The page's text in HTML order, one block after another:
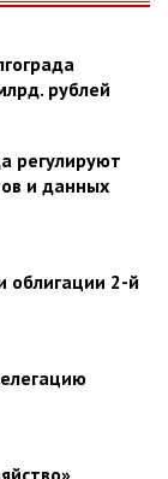
рублей
регулируют
и данных
облигации 2-й